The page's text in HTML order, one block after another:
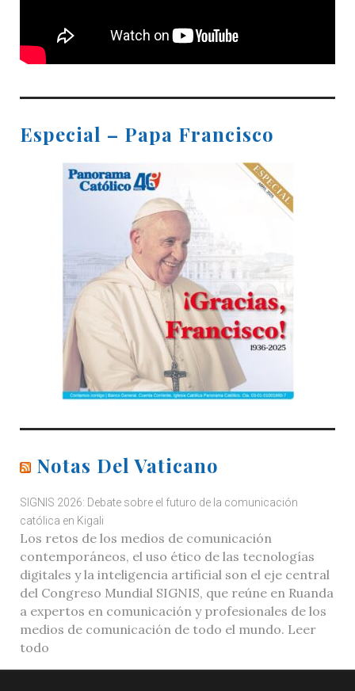
Especial – Papa Francisco
Notas Del Vaticano
SIGNIS 2026: Debate sobre el futuro de la comunicación
católica en Kigali
Los retos de los medios de comunicación
contemporáneos, el uso ético de las tecnologías
digitales y la inteligencia artificial son el eje central
del Congreso Mundial SIGNIS, que reúne en Ruanda
a expertos en comunicación y profesionales de los
medios de comunicación de todo el mundo. Leer
todo